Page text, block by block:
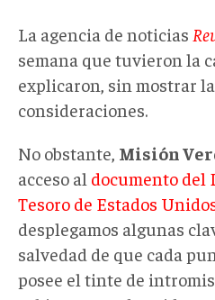
La agencia de noticias
semana que tuvieron la
explicaron, sin mostrar
consideraciones.
No obstante, Misión
acceso al documento del
Tesoro de Estados
desplegamos algunas
salvedad de que cada
posee el tinte de